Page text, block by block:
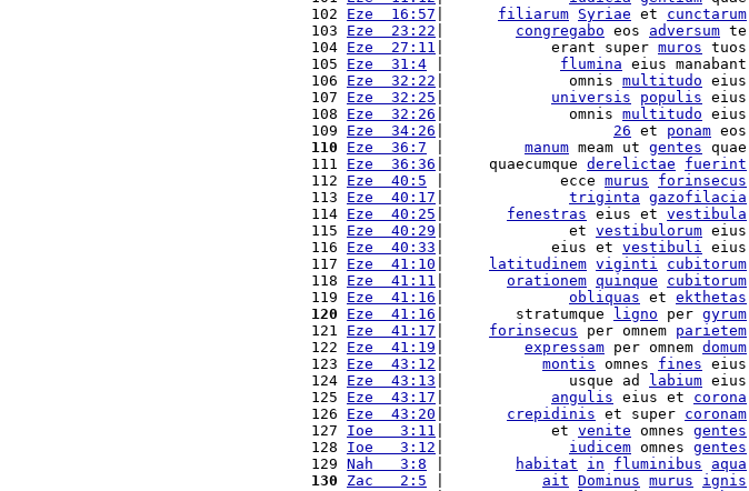
102 Eze  16:57 filiarum Syriae et cunctarum
103 Eze  23:22 congregabo eos adversum te
104 Eze  27:11 |            erant super muros tuos
105 Eze  31:4 flumina eius manabant
106 Eze  32:22 |              omnis multitudo eius
107 Eze  32:25 universis populis eius
108 Eze  32:26 |              omnis multitudo eius
109 Eze  34:26 26 et ponam eos
110
Eze  36:7 manum meam ut gentes quae
111 Eze  36:36 |     quaecumque derelictae fuerint
112 Eze  40:5 |             ecce murus forinsecus
113 Eze  40:17 triginta gazofilacia
114 Eze  40:25 fenestras eius et vestibula
115 Eze  40:29 |              et vestibulorum eius
116 Eze  40:33 |            eius et vestibuli eius
117 Eze  41:10 latitudinem viginti cubitorum
118 Eze  41:11 orationem quinque cubitorum
119 Eze  41:16 obliquas et ekthetas
120
Eze  41:16 |        stratumque ligno per gyrum
121 Eze  41:17 forinsecus per omnem parietem
122 Eze  41:19 expressam per omnem domum
123 Eze  43:12 montis omnes fines eius
124 Eze  43:13 |              usque ad labium eius
125 Eze  43:17 angulis eius et corona
126 Eze  43:20 crepidinis et super coronam
127 Ioe   3:11 |            et venite omnes gentes
128 Ioe   3:12 iudicem omnes gentes
129 Nah   3:8 habitat in fluminibus aqua
130
Zac   2:5 ait Dominus murus ignis